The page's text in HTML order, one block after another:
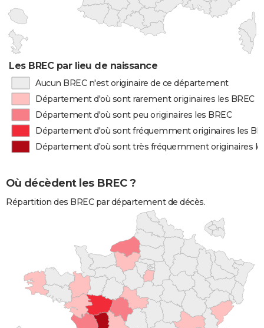
Les BREC par lieu de naissance
Aucun BREC n'est originaire de ce département
Département d'où sont rarement originaires les BREC
Département d'où sont peu originaires les BREC
Département d'où sont fréquemment originaires les
Département d'où sont très fréquemment originaires
Où décèdent les BREC ?
Répartition des BREC par département de décès.